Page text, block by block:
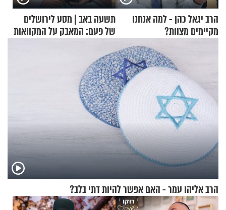
הרב יגאל כהן - למה אנחנו
מקיימים מצוות?
תשעה באב | מסע לירושלים
של פעם: המאבק על המקוואות
הרב אליהו עמר - האם אפשר להיות דתי בלב?